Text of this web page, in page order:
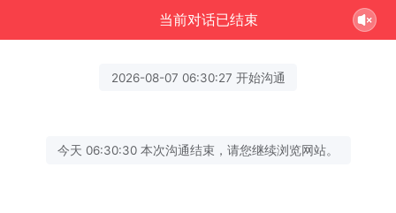
当前对话已结束
2026-08-07 06:30:27 开始沟通
今天 06:30:30 本次沟通结束，请您继续浏览网站。